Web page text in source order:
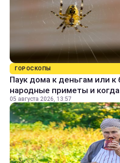
ГОРОСКОПЫ
Паук дома к деньгам или к
народные приметы и
05 августа 2026, 13:57